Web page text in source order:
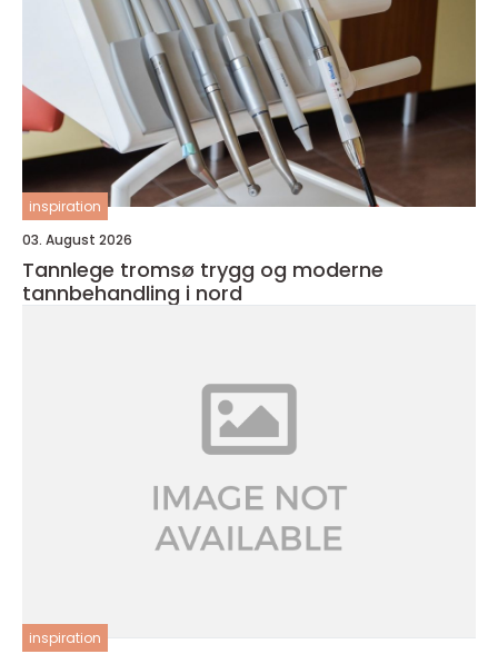
inspiration
03. August 2026
Tannlege tromsø trygg og moderne
tannbehandling i nord
inspiration